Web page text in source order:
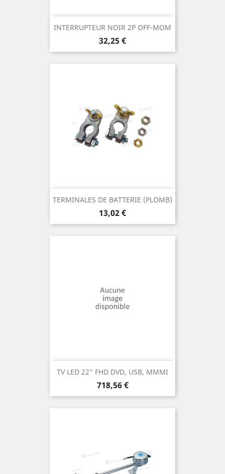
INTERRUPTEUR NOIR 2P OFF-MOM
Prix
32,25 €
TERMINALES DE BATTERIE (PLOMB)
Prix
13,02 €
TV LED 22" FHD DVD, USB, MMMI
Prix
718,56 €